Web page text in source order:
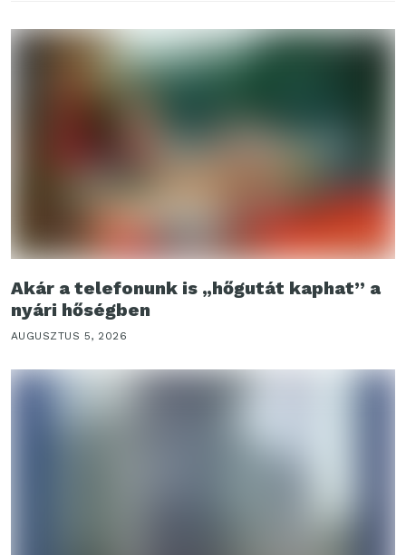
Akár a telefonunk is „hőgutát kaphat” a
nyári hőségben
AUGUSZTUS 5, 2026